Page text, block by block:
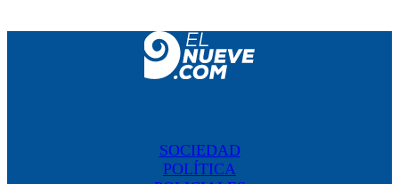
SOCIEDAD
POLÍTICA